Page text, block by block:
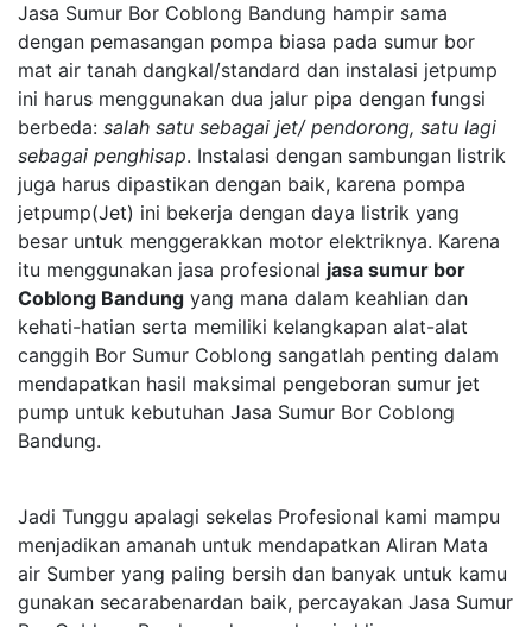
Jasa Sumur Bor Coblong Bandung hampir sama
dengan pemasangan pompa biasa pada sumur bor
mat air tanah dangkal/standard dan instalasi jetpump
ini harus menggunakan dua jalur pipa dengan fungsi
berbeda: salah satu sebagai jet/ pendorong, satu lagi
sebagai penghisap. Instalasi dengan sambungan listrik
juga harus dipastikan dengan baik, karena pompa
jetpump(Jet) ini bekerja dengan daya listrik yang
besar untuk menggerakkan motor elektriknya. Karena
itu menggunakan jasa profesional jasa sumur bor
Coblong Bandung yang mana dalam keahlian dan
kehati-hatian serta memiliki kelangkapan alat-alat
canggih Bor Sumur Coblong sangatlah penting dalam
mendapatkan hasil maksimal pengeboran sumur jet
pump untuk kebutuhan Jasa Sumur Bor Coblong
Bandung.
Jadi Tunggu apalagi sekelas Profesional kami mampu
menjadikan amanah untuk mendapatkan Aliran Mata
air Sumber yang paling bersih dan banyak untuk kamu
gunakan secarabenardan baik, percayakan Jasa Sumur